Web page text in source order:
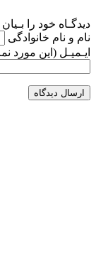
دیدگـاه خود را بـیان
نام و نام خانوادگی
ایـمیـل (این مورد
ارسال دیدگاه